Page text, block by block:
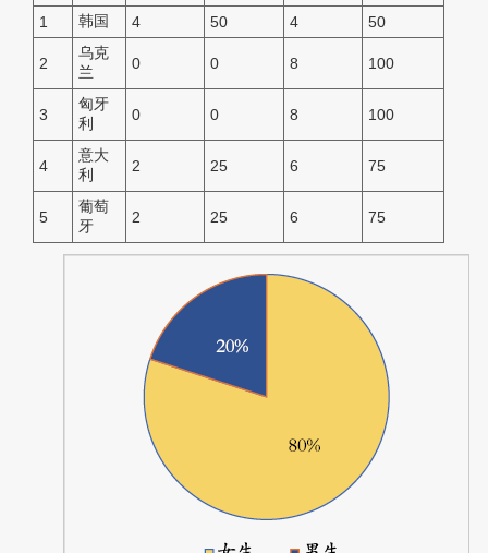
1
韩国 4 50 4 50
2
乌克
兰
0 0 8 100
3
匈牙
利
0 0 8 100
4
意大
利
2 25 6 75
5
葡萄
牙
2 25 6 75